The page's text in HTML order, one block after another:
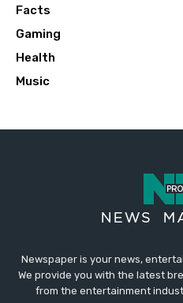
Facts
Gaming
Health
Music
Newspaper is your news,
We provide you with the latest
from the entertainment